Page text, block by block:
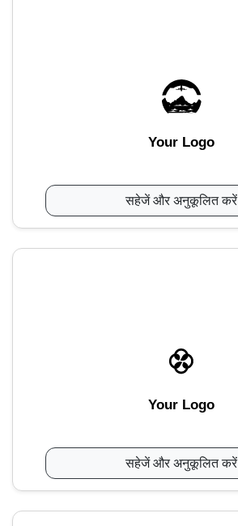
Your Logo
सहेजें और अनुकूलित करें
Your Logo
सहेजें और अनुकूलित करें